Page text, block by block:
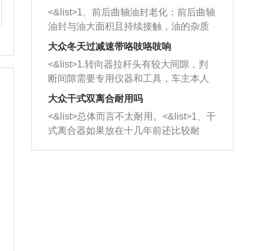
西取出来。但如果是因为积碳过多引起
的堵塞，就需要将三元催化器泡在草酸
洗剂对堵塞的情况得到解决，将清洗剂
放在燃油箱中，与燃油混合后，车辆启
动时，就可以和汽油一起进入到燃烧
室，最后形成废气排出，就可以让三元
催化器得到清洗，排气管堵塞的情况就
能够得到解决。
一圈半的练习，往右同样也要打相同的
圈数。 <&list>3、最后强调要反复练
习，这样就可以形成肌肉记忆，在真实
驾驶车辆时，不需要记忆也能打好方
向。
<&list>1、前后曲轴油封老化：前后曲轴
油封与油大面积且持续接触，油的杂质
和发动机内持续温度变化使其密封效果
逐渐减弱，导致渗油或漏油。<&list>2、
活塞间隙过大：积碳会使活塞环与缸体
的间隙扩大，导致机油流入燃烧室中，
造成烧机油。<&list>3、机油粘度。使用
机油粘度过小的话，同样会有烧机油现
象，机油粘度过小具有很好的流动性，
大众冬天过减速带咯吱咯吱响
<&list>1.转向器拉杆头有较大间隙，判
断间隙需要专用仪器和工具，车主本人
无法制作，需要将车辆送到修理厂或4s
店；<&list>2.车辆半轴套管防尘罩破
裂，破裂后会出现漏油现象，使半轴磨
损严重，磨损的半轴容易损坏，产生异
响；<&list>3.稳定器的转向胶套和球头
大众干式双离合耐用吗
<&list>总体而言不太耐用。<&list>1、干
式离合器如果放在十几年前还比较耐